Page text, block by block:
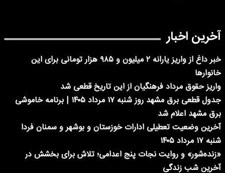
آخرین اخبار
خبر داغ از واریز یارانه ۲ میلیون و ۹۸۵ هزار تومانی برای این
خانوارها
واریز حقوق مرداد فرهنگیان از این تاریخ قطعی شد
جدول قطعی برق مشهد روز شنبه ۱۷ مرداد ۱۴۰۵ | برنامه خاموشی
برق مشهد اعلام شد
آخرین وضعیت تعطیلی ادارات خوزستان و بوشهر و سمنان فردا
شنبه ۱۷ مرداد ۱۴۰۵
«زنده‌شور» و روایت نجات پنج اعدامی؛ تلاش برای بخشش در
آخرین شب زندگی